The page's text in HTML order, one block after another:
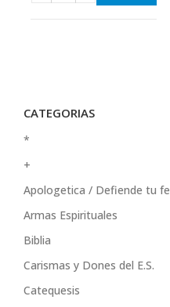
CATEGORIAS
*
+
Apologetica / Defiende tu fe
Armas Espirituales
Biblia
Carismas y Dones del E.S.
Catequesis